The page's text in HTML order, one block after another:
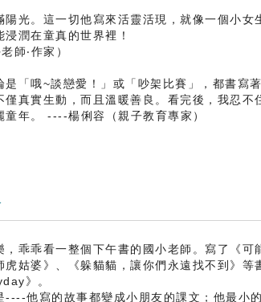
陽光。這一切他寫來活靈活現，就像一個小女
浸潤在童真的世界裡！
師‧作家）
是「哦~談戀愛！」或「吵架比賽」，都書寫
僅真實生動，而且溫暖善良。看完後，我忍不
童年。 ----楊俐容（親子教育專家）
，乖乖看一整個下午書的國小老師。寫了《可
虎姑婆》、《躲貓貓，讓你們永遠找不到》等
》。
----他寫的故事都變成小朋友的課文；他最小